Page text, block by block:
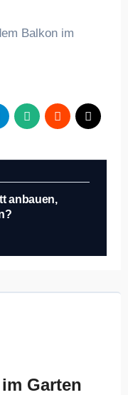
Balkon im
anbauen,
Garten